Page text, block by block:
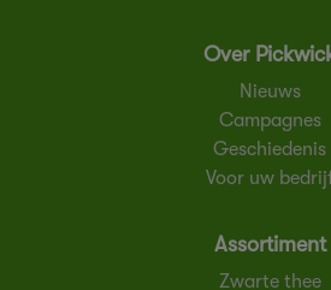
Over
Nieuws
Campagnes
Geschiedenis
Voor uw
Assortiment
Zwarte thee